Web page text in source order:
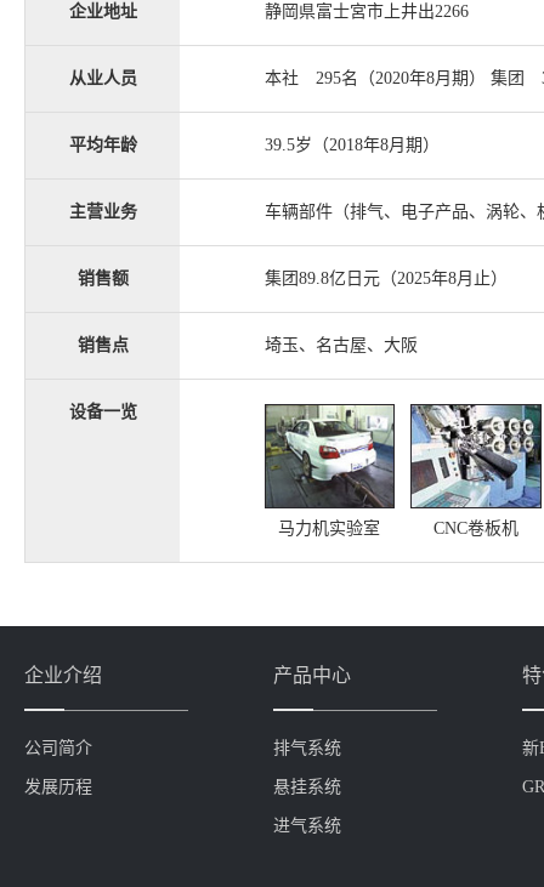
企业地址 静岡県富士宮市上井出2266
从业人员 本社 295名（2020年8月期） 集团
平均年龄 39.5岁（2018年8月期）
主营业务 车辆部件（排气、电子产品、涡轮
销售额 集团89.8亿日元（2025年8月止）
销售点 埼玉、名古屋、大阪
设备一览
马力机实验室 CNC卷板机
企业介绍
公司简介
发展历程
产品中心
排气系统
悬挂系统
进气系统
新